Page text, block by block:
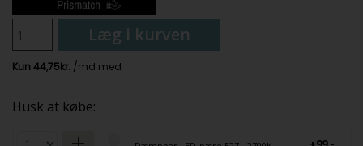
Læg i kurven
Husk at købe: